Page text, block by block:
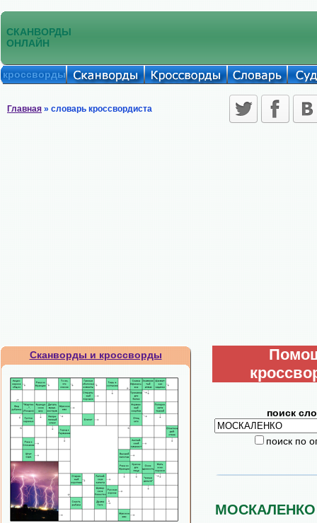
СКАНВОРДЫ
ОНЛАЙН
кроссворды
Главная » словарь кроссвордиста
Сканворды и кроссворды
поиск
поиск по
МОСКАЛЕНКО